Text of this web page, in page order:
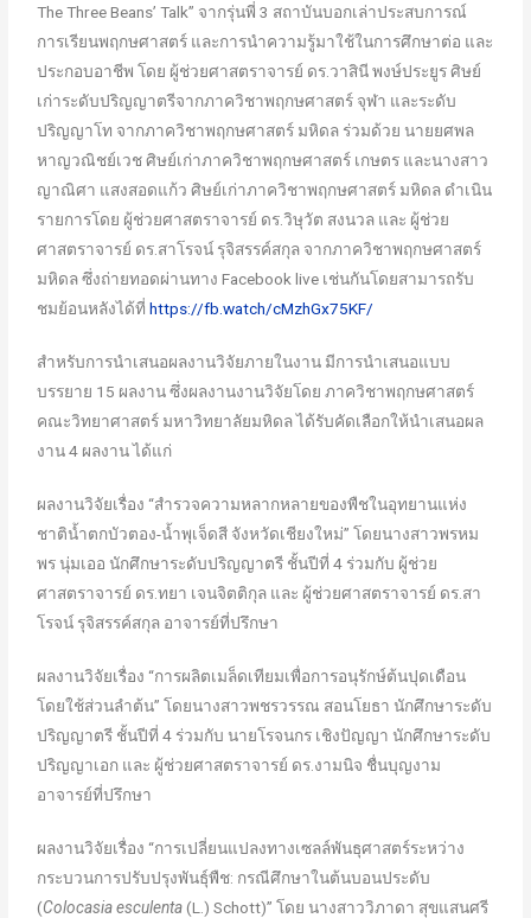
The Three Beans’ Talk” จากรุ่นพี่ 3 สถาบันบอกเล่าประสบการณ์
การเรียนพฤกษศาสตร์ และการนำความรู้มาใช้ในการศึกษาต่อ และ
ประกอบอาชีพ โดย ผู้ช่วยศาสตราจารย์ ดร.วาสินี พงษ์ประยูร ศิษย์
เก่าระดับปริญญาตรีจากภาควิชาพฤกษศาสตร์ จุฬา และระดับ
ปริญญาโท จากภาควิชาพฤกษศาสตร์ มหิดล ร่วมด้วย นายยศพล
หาญวณิชย์เวช ศิษย์เก่าภาควิชาพฤกษศาสตร์ เกษตร และนางสาว
ญาณิศา แสงสอดแก้ว ศิษย์เก่าภาควิชาพฤกษศาสตร์ มหิดล ดำเนิน
รายการโดย ผู้ช่วยศาสตราจารย์ ดร.วิษุวัต สงนวล และ ผู้ช่วย
ศาสตราจารย์ ดร.สาโรจน์ รุจิสรรค์สกุล จากภาควิชาพฤกษศาสตร์
มหิดล ซึ่งถ่ายทอดผ่านทาง Facebook live เช่นกันโดยสามารถรับ
ชมย้อนหลังได้ที่https://fb.watch/cMzhGx75KF/
สำหรับการนำเสนอผลงานวิจัยภายในงาน มีการนำเสนอแบบ
บรรยาย 15 ผลงาน ซึ่งผลงานงานวิจัยโดย ภาควิชาพฤกษศาสตร์
คณะวิทยาศาสตร์ มหาวิทยาลัยมหิดล ได้รับคัดเลือกให้นำเสนอผล
งาน 4 ผลงาน ได้แก่
ผลงานวิจัยเรื่อง “สำรวจความหลากหลายของพืชในอุทยานแห่ง
ชาติน้ำตกบัวตอง-น้ำพุเจ็ดสี จังหวัดเชียงใหม่” โดยนางสาวพรหม
พร นุ่มเออ นักศึกษาระดับปริญญาตรี ชั้นปีที่ 4 ร่วมกับ ผู้ช่วย
ศาสตราจารย์ ดร.ทยา เจนจิตติกุล และ ผู้ช่วยศาสตราจารย์ ดร.สา
โรจน์ รุจิสรรค์สกุล อาจารย์ที่ปรึกษา
ผลงานวิจัยเรื่อง “การผลิตเมล็ดเทียมเพื่อการอนุรักษ์ต้นปุดเดือน
โดยใช้ส่วนลำต้น” โดยนางสาวพชรวรรณ สอนโยธา นักศึกษาระดับ
ปริญญาตรี ชั้นปีที่ 4 ร่วมกับ นายโรจนกร เชิงปัญญา นักศึกษาระดับ
ปริญญาเอก และ ผู้ช่วยศาสตราจารย์ ดร.งามนิจ ชื่นบุญงาม
อาจารย์ที่ปรึกษา
ผลงานวิจัยเรื่อง “การเปลี่ยนแปลงทางเซลล์พันธุศาสตร์ระหว่าง
กระบวนการปรับปรุงพันธุ์พืช: กรณีศึกษาในต้นบอนประดับ
(Colocasia esculenta(L.) Schott)” โดย นางสาววิภาดา สุขแสนศรี